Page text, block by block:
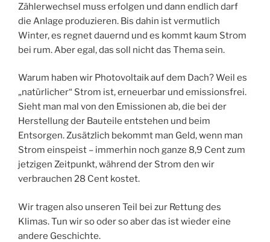
Zählerwechsel muss erfolgen und dann endlich darf
die Anlage produzieren. Bis dahin ist vermutlich
Winter, es regnet dauernd und es kommt kaum Strom
bei rum. Aber egal, das soll nicht das Thema sein.
Warum haben wir Photovoltaik auf dem Dach? Weil es
„natürlicher“ Strom ist, erneuerbar und emissionsfrei.
Sieht man mal von den Emissionen ab, die bei der
Herstellung der Bauteile entstehen und beim
Entsorgen. Zusätzlich bekommt man Geld, wenn man
Strom einspeist – immerhin noch ganze 8,9 Cent zum
jetzigen Zeitpunkt, während der Strom den wir
verbrauchen 28 Cent kostet.
Wir tragen also unseren Teil bei zur Rettung des
Klimas. Tun wir so oder so aber das ist wieder eine
andere Geschichte.